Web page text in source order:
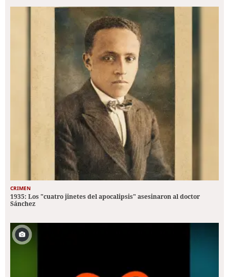
CRIMEN
1935: Los "cuatro jinetes del apocalipsis" asesinaron al doctor
Sánchez